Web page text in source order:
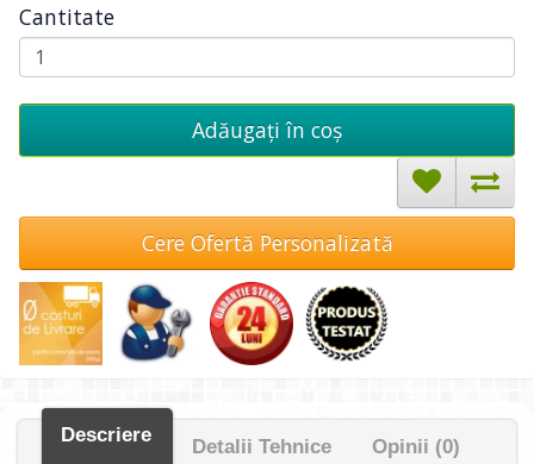
Cantitate
Adăugați în coş
Cere Ofertă Personalizată
Descriere
Detalii Tehnice Opinii (0)